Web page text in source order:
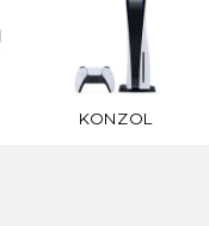
KONZOL